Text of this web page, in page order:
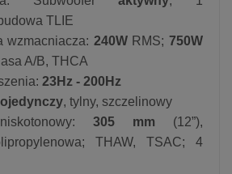
TLIE
wzmacniacza: 240WRMS; 750W
A/B, THCA
23Hz - 200Hz
, tylny, szczelinowy
305 mm (12”),
THAW, TSAC; 4